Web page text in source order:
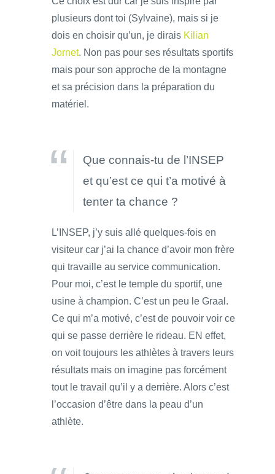
plusieurs dont toi (Sylvaine), mais si je
dois en choisir qu’un, je dirais Kilian
Jornet. Non pas pour ses résultats sportifs
mais pour son approche de la montagne
et sa précision dans la préparation du
matériel.
Que connais-tu de l’INSEP
et qu’est ce qui t’a motivé à
tenter ta chance ?
L’INSEP, j’y suis allé quelques-fois en
visiteur car j’ai la chance d’avoir mon frère
qui travaille au service communication.
Pour moi, c’est le temple du sportif, une
usine à champion. C’est un peu le Graal.
Ce qui m’a motivé, c’est de pouvoir voir ce
qui se passe derrière le rideau. EN effet,
on voit toujours les athlètes à travers leurs
résultats mais on imagine pas forcément
tout le travail qu’il y a derrière. Alors c’est
l’occasion d’être dans la peau d’un
athlète.